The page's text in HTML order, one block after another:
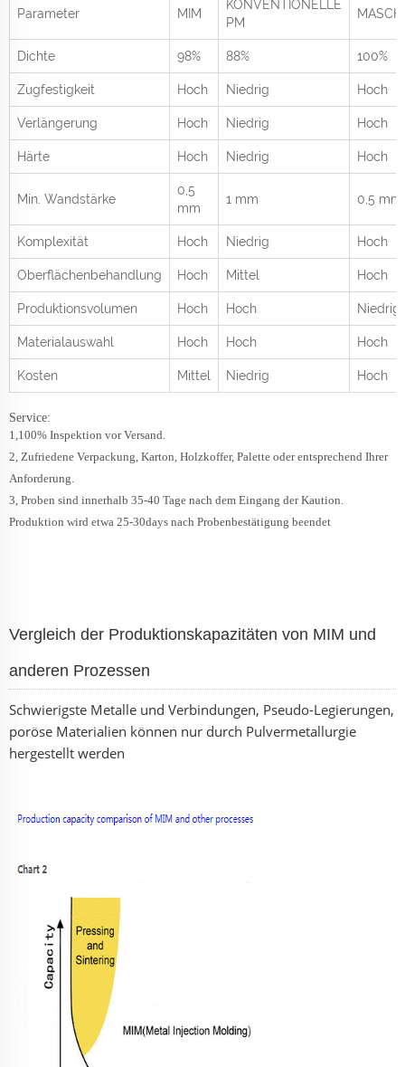
Parameter MIM
KONVENTIONELLE
PM
Dichte 98% 88% 100%
Zugfestigkeit Hoch Niedrig Hoch
Verlängerung Hoch Niedrig Hoch
Härte Hoch Niedrig Hoch
Min. Wandstärke
0,5
mm
1 mm 0,5 mm
Komplexität Hoch Niedrig Hoch
Oberflächenbehandlung Hoch Mittel Hoch
Produktionsvolumen Hoch Hoch Niedrig
Materialauswahl Hoch Hoch Hoch
Kosten Mittel Niedrig Hoch
Service:
1,100% Inspektion vor Versand.
2, Zufriedene Verpackung, Karton, Holzkoffer, Palette oder entsprechend Ihrer
Anforderung.
3, Proben sind innerhalb 35-40 Tage nach dem Eingang der Kaution.
Produktion wird etwa 25-30days nach Probenbestätigung beendet
Vergleich der Produktionskapazitäten von MIM und
anderen Prozessen
Schwierigste Metalle und Verbindungen, Pseudo-Legierungen,
poröse Materialien können nur durch Pulvermetallurgie
hergestellt werden